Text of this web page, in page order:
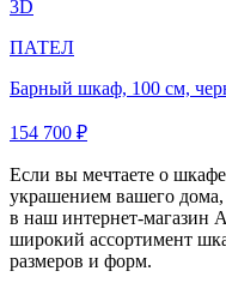
3D
ПАТЕЛ
Барный шкаф, 100 см,
154 700 ₽
Если вы мечтаете о
украшением вашего дома,
в наш интернет-магазин
широкий ассортимент
размеров и форм.